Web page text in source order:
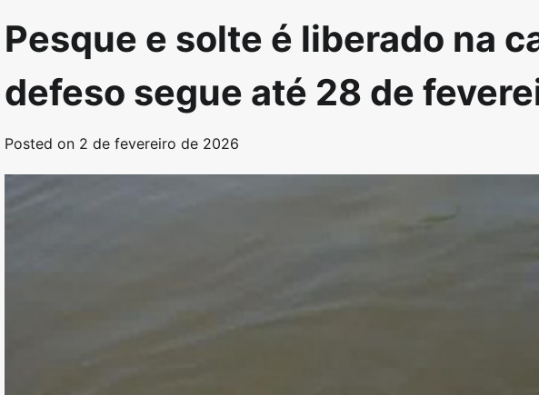
Pesque e solte é liberado na
defeso segue até 28 de
Posted on 2 de fevereiro de 2026